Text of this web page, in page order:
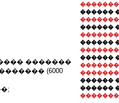
�������
(6000
������
������
������
������
������
������